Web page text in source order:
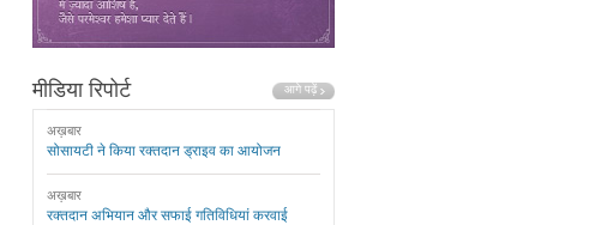
मीडिया रिपोर्ट
अख़बार
सोसायटी ने किया रक्तदान ड्राइव का आयोजन
अख़बार
रक्तदान अभियान और सफाई गतिविधियां करवाई